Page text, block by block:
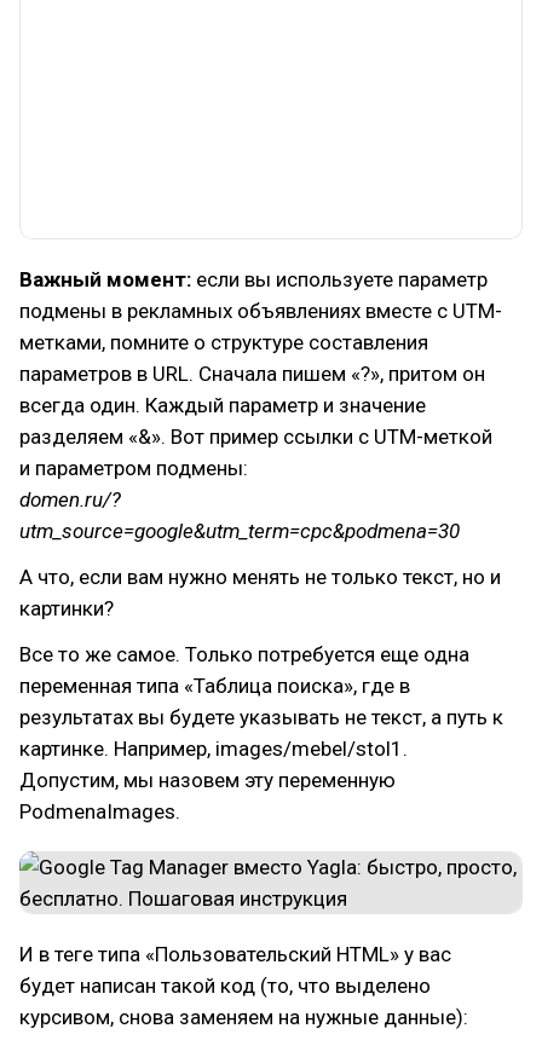
Важный момент: если вы используете параметр
подмены в рекламных объявлениях вместе с UTM-
метками, помните о структуре составления
параметров в URL. Сначала пишем «?», притом он
всегда один. Каждый параметр и значение
разделяем «&». Вот пример ссылки с UTM-меткой
и параметром подмены:
domen.ru/?
utm_source=google&utm_term=cpc&podmena=30
А что, если вам нужно менять не только текст, но и
картинки?
Все то же самое. Только потребуется еще одна
переменная типа «Таблица поиска», где в
результатах вы будете указывать не текст, а путь к
картинке. Например, images/mebel/stol1.
Допустим, мы назовем эту переменную
PodmenaImages.
И в теге типа «Пользовательский HTML» у вас
будет написан такой код (то, что выделено
курсивом, снова заменяем на нужные данные):